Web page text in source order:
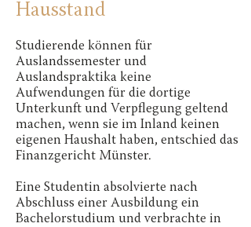
Hausstand
Studierende können für
Auslandssemester und
Auslandspraktika keine
Aufwendungen für die dortige
Unterkunft und Verpflegung geltend
machen, wenn sie im Inland keinen
eigenen Haushalt haben, entschied das
Finanzgericht Münster.
Eine Studentin absolvierte nach
Abschluss einer Ausbildung ein
Bachelorstudium und verbrachte in